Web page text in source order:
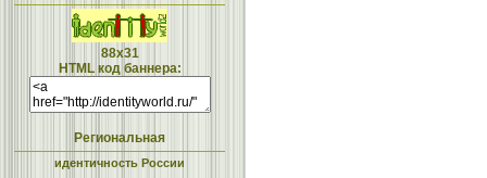
88x31
HTML код баннера:
Региональная
идентичность России